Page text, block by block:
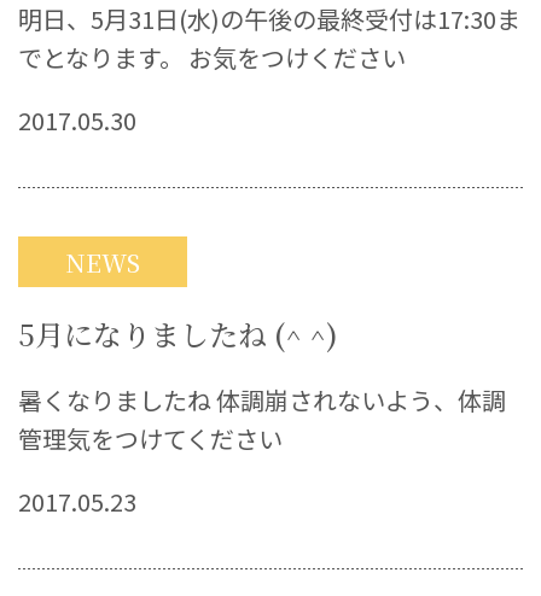
明日、5月31日(水)の午後の最終受付は17:30ま
でとなります。 お気をつけください
2017.05.30
NEWS
5月になりましたね (^ ^)
暑くなりましたね 体調崩されないよう、体調
管理気をつけてください
2017.05.23